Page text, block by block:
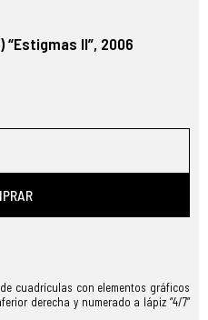
II”, 2006
cuadrículas con elementos gráficos
derecha y numerado a lápiz “4/7”